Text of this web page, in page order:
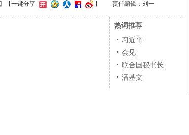
】 【一键分享 】 责任编辑：刘一
热词推荐
习近平
会见
联合国秘书长
潘基文